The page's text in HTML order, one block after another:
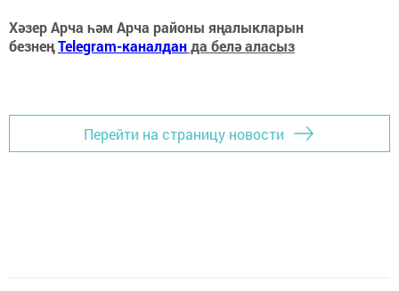
Хәзер Арча һәм Арча районы яңалыкларын
безнеңTelegram-каналданда белә аласыз
Перейти на страницу новости